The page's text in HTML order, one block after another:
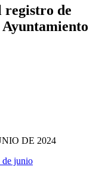
registro de
DE 2024
junio